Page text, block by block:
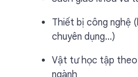
Thiết bị công nghệ
chuyên dụng…)
Vật tư học tập theo
ngành